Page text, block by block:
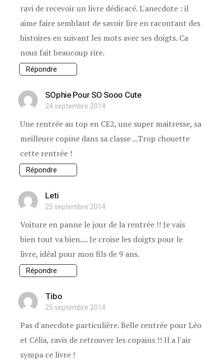
ravi de recevoir un livre dédicacé. L'anecdote : il
aime faire semblant de savoir lire en racontant des
histoires en suivant les mots avec ses doigts. Ca
nous fait beaucoup rire.
Répondre
SOphie Pour SO Sooo Cute
24 septembre 2014
Une rentrée au top en CE2, une super maitresse, sa
meilleure copine dans sa classe ...Trop chouette
cette rentrée !
Répondre
Leti
25 septembre 2014
Voiture en panne le jour de la rentrée !! Je vais
bien tout va bien.... Je croise les doigts pour le
livre, idéal pour mon fils de 9 ans.
Répondre
Tibo
25 septembre 2014
Pas d'anecdote particulière. Belle rentrée pour Léo
et Célia, ravis de retrouver les copains !! Il a l'air
sympa ce livre !